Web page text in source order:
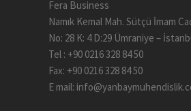
Fera Business
Namık Kemal Mah. Sütçü İmam
No: 28 K: 4 D:29 Ümraniye –
Tel : +90 0216 328 84 50
Fax: +90 0216 328 84 50
E mail: